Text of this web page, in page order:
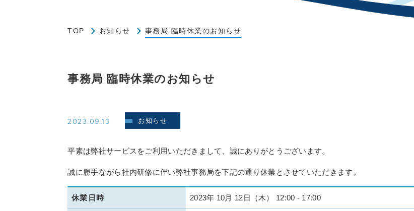
TOP お知らせ 事務局 臨時休業のお知らせ
事務局 臨時休業のお知らせ
2023.09.13 お知らせ
平素は弊社サービスをご利用いただきまして、誠にありがとうございます。
誠に勝手ながら社内研修に伴い弊社事務局を下記の通り休業とさせていただきます。
休業日時 2023年 10月 12日（木） 12:00 - 17:00